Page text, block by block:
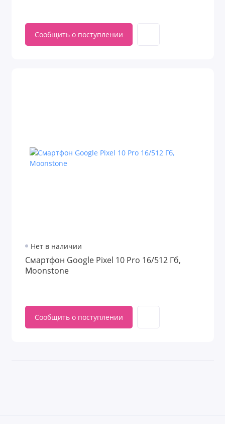
Сообщить о поступлении
Нет в наличии
Смартфон Google Pixel 10 Pro 16/512 Гб,
Moonstone
Сообщить о поступлении